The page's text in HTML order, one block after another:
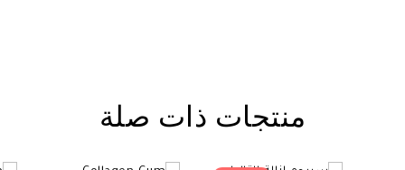
منتجات ذات صلة